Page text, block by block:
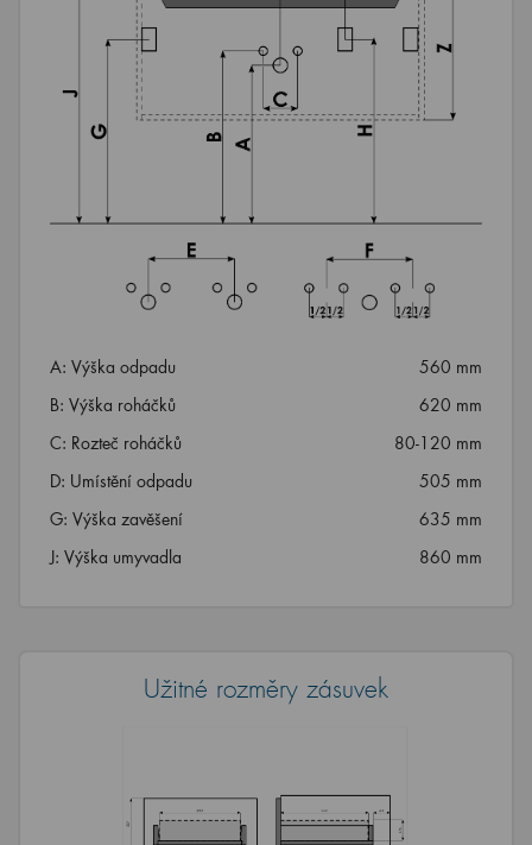
A: Výška odpadu
560 mm
B: Výška roháčků
620 mm
C: Rozteč roháčků
80-120 mm
D: Umístění odpadu
505 mm
G: Výška zavěšení
635 mm
J: Výška umyvadla
860 mm
Užitné rozměry zásuvek